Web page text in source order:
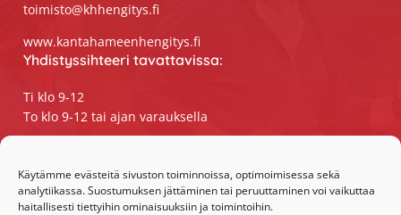
Käytämme evästeitä sivuston toiminnoissa, optimoimisessa sekä
analytiikassa. Suostumuksen jättäminen tai peruuttaminen voi vaikuttaa
haitallisesti tiettyihin ominaisuuksiin ja toimintoihin.
toimisto@khhengitys.fi
www.kantahameenhengitys.fi
Yhdistyssihteeri tavattavissa:
Ti klo 9-12
To klo 9-12 tai ajan varauksella
maanantaista perjantaihin klo 9-15